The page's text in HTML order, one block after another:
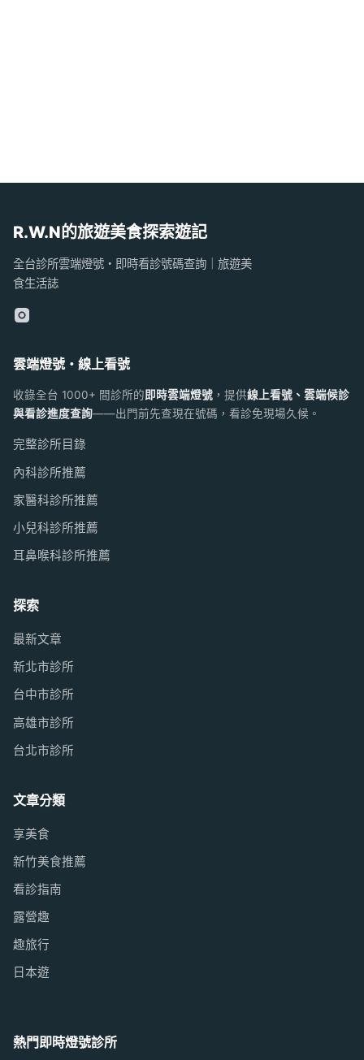
R.W.N的旅遊美食探索遊記
全台診所雲端燈號・即時看診號碼查詢｜旅遊美
食生活誌
雲端燈號・線上看號
收錄全台 1000+ 間診所的即時雲端燈號 ，提供線上看號、雲端候診
與看診進度查詢——出門前先查現在號碼，看診免現場久候。
完整診所目錄
內科診所推薦
家醫科診所推薦
小兒科診所推薦
耳鼻喉科診所推薦
探索
最新文章
新北市診所
台中市診所
高雄市診所
台北市診所
文章分類
享美食
新竹美食推薦
看診指南
露營趣
趣旅行
日本遊
熱門即時燈號診所